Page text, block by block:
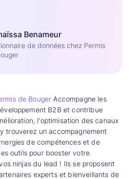
Benameur
de données chez Permis
de Bouger Accompagne les
B2B et contribue
l'optimisation des canaux
trouverez un accompagnement
de compétences et de
outils pour booster votre
ninjas du lead ! Ils se proposent
experts et bienveillants de